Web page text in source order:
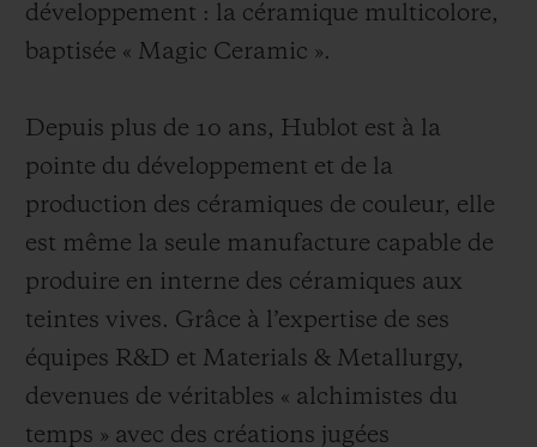
développement : la céramique multicolore,
baptisée « Magic Ceramic ».
Depuis plus de 10 ans, Hublot est à la
pointe du développement et de la
production des céramiques de couleur, elle
est même la seule manufacture capable de
produire en interne des céramiques aux
teintes vives. Grâce à l’expertise de ses
équipes R&D et Materials & Metallurgy,
devenues de véritables « alchimistes du
temps » avec des créations jugées